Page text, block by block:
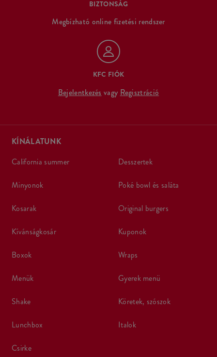
BIZTONSÁG
Megbízható online fizetési rendszer
KFC FIÓK
Bejelentkezés vagy Regisztráció
KÍNÁLATUNK
california summer
minyonok
kosarak
kívánságkosár
boxok
menük
shake
lunchbox
csirke
desszertek
poké bowl és saláta
original burgers
kuponok
wraps
gyerek menü
köretek, szószok
italok